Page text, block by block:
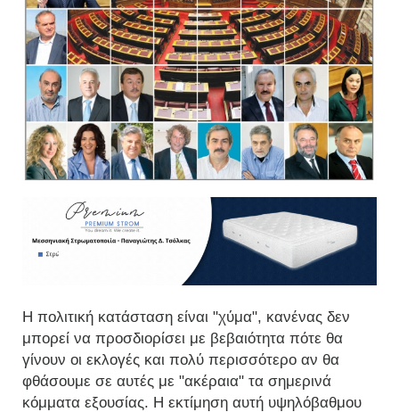
Η πολιτική κατάσταση είναι "χύμα", κανένας δεν
μπορεί να προσδιορίσει με βεβαιότητα πότε θα
γίνουν οι εκλογές και πολύ περισσότερο αν θα
φθάσουμε σε αυτές με "ακέραια" τα σημερινά
κόμματα εξουσίας. Η εκτίμηση αυτή υψηλόβαθμου